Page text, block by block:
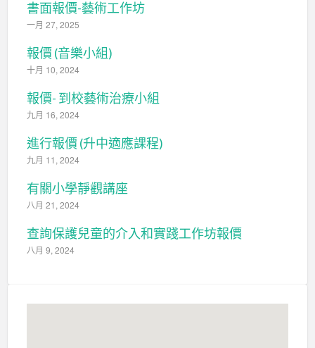
書面報價-藝術工作坊
一月 27, 2025
報價 (音樂小組)
十月 10, 2024
報價- 到校藝術治療小組
九月 16, 2024
進行報價 (升中適應課程)
九月 11, 2024
有關小學靜觀講座
八月 21, 2024
查詢保護兒童的介入和實踐工作坊報價
八月 9, 2024